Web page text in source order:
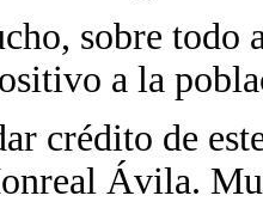
sobre todo
a la
crédito de
Ávila.